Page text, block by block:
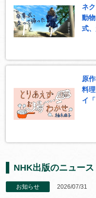
ネ
動
式
原
料
イ
NHK出版のニュース
お知らせ 2026/07/31